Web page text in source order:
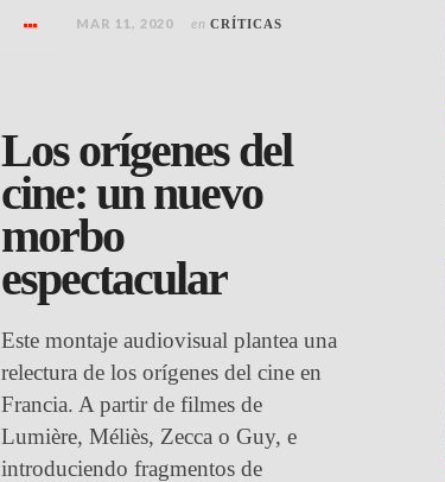
MAR 11, 2020 en CRÍTICAS
Los orígenes del
cine: un nuevo
morbo
espectacular
Este montaje audiovisual plantea una
relectura de los orígenes del cine en
Francia. A partir de filmes de
Lumière, Méliès, Zecca o Guy, e
introduciendo fragmentos de